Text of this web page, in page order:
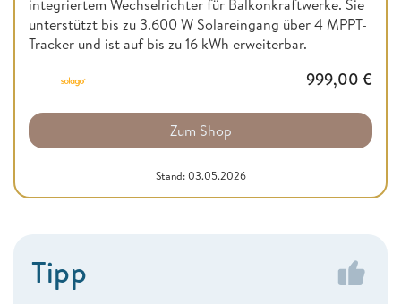
integriertem Wechselrichter für Balkonkraftwerke. Sie
unterstützt bis zu 3.600 W Solareingang über 4 MPPT-
Tracker und ist auf bis zu 16 kWh erweiterbar.
999,00 €
Zum Shop
Stand: 03.05.2026
Tipp